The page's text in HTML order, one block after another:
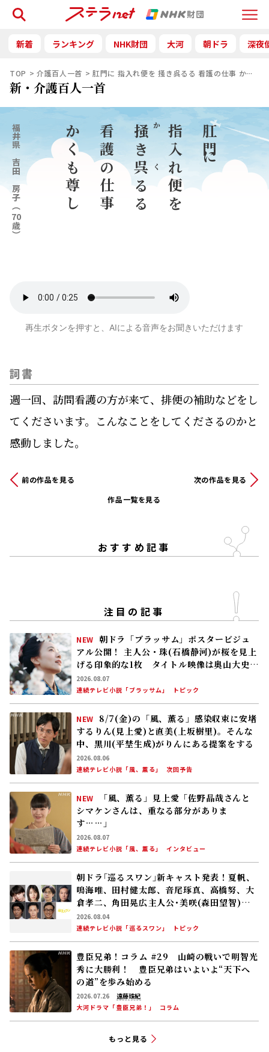
Menu
検索
新着 ランキング NHK財団 大河 朝ドラ 深夜
TOP 介護百人一首 肛門に 指入れ便を 掻き呉るる 看護の仕事 かくも
新・介護百人一首
肛門に
指入れ便を
掻 か
き
呉
く
るる
看護の仕事
かくも尊し
福井県
吉田 房子
（
70
歳）
再生ボタンを押すと、AIによる音声をお聞きいただけます
詞書
週一回、訪問看護の方が来て、排便の補助などをし
てくださいます。こんなことをしてくださるのかと
感動しました。
前の作品を見る
作品一覧を見る
次の作品を見る
おすすめ記事
注目の記事
NEW 朝ドラ「ブラッサム」ポスタービジュ
アル公開！ 主人公・珠(石橋静河)が桜を見上
げる印象的な1枚 タイトル映像は奥山大史監
督、語りは三條雅幸アナ 2026年度後期放
送
2026.08.07
連続テレビ小説「ブラッサム」
トピック
NEW
8/7(金)の「風、薫る」感染収束に安堵
するりん(見上愛)と直美(上坂樹里)。そんな
中、黒川(平埜生成)がりんにある提案をする
2026.08.06
連続テレビ小説「風、薫る」
次回予告
NEW
「風、薫る」見上愛「佐野晶哉さんと
シマケンさんは、重なる部分がありま
す……」
2026.08.07
連続テレビ小説「風、薫る」
インタビュー
朝ドラ｢巡るスワン｣新キャスト発表！夏帆、
鳴海唯、田村健太郎、音尾琢真、高橋努、大
倉孝二、角田晃広――主人公･美咲(森田望智)が
交流する警察署の人々 2027年度前期放送
2026.08.04
連続テレビ小説「巡るスワン」
トピック
豊臣兄弟！コラム #29 山崎の戦いで明智光
秀に大勝利！ 豊臣兄弟はいよいよ“天下へ
の道”を歩み始める
2026.07.26
遠藤珠紀
大河ドラマ「豊臣兄弟！」
コラム
もっと見る